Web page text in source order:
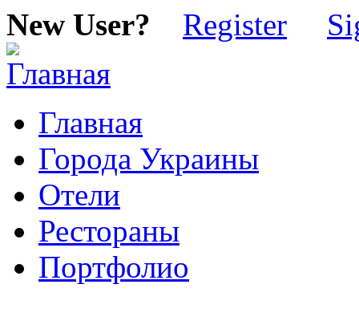
New User? Register
Главная
Города Украины
Отели
Рестораны
Портфолио